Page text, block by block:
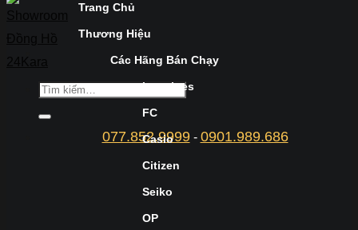
077.852.9999- 0901.989.686
Trang Chủ
Thương Hiệu
Các Hãng Bán Chạy
Longines
FC
Casio
Citizen
Seiko
OP